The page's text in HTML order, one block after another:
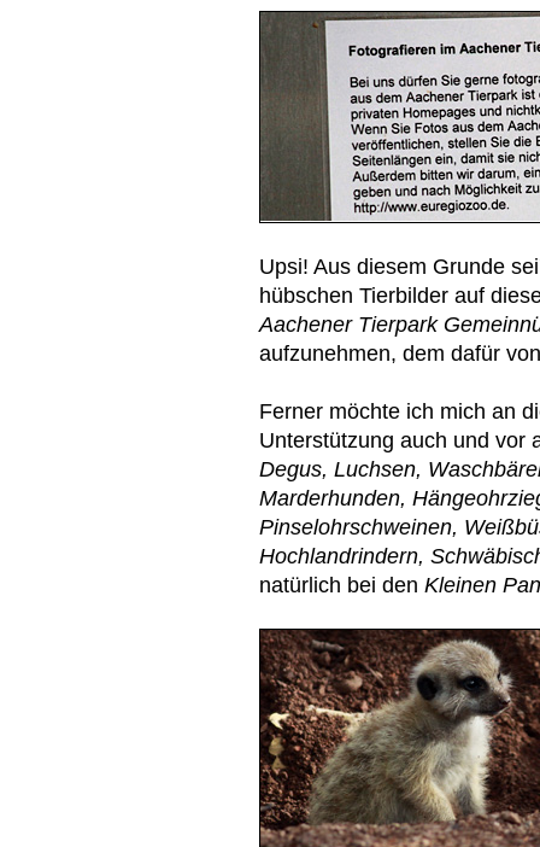
Upsi! Aus diesem Grunde
hübschen Tierbilder auf
Aachener Tierpark
aufzunehmen, dem dafür
Ferner möchte ich mich an
Unterstützung auch und vor
Degus, Luchsen,
Marderhunden,
Pinselohrschweinen,
Hochlandrindern,
natürlich bei den Kleinen